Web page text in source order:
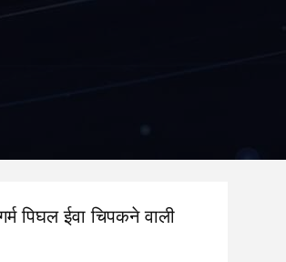
पिघल ईवा चिपकने वाली